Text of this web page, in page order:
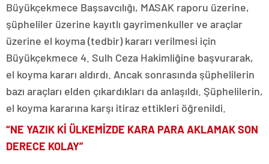
Büyükçekmece Başsavcılığı, MASAK raporu üzerine,
şüpheliler üzerine kayıtlı gayrimenkuller ve araçlar
üzerine el koyma (tedbir) kararı verilmesi için
Büyükçekmece 4. Sulh Ceza Hakimliğine başvurarak,
el koyma kararı aldırdı. Ancak sonrasında şüphelilerin
bazı araçları elden çıkardıkları da anlaşıldı. Şüphelilerin,
el koyma kararına karşı itiraz ettikleri öğrenildi.
“NE YAZIK Kİ ÜLKEMİZDE KARA PARA AKLAMAK SON
DERECE KOLAY”